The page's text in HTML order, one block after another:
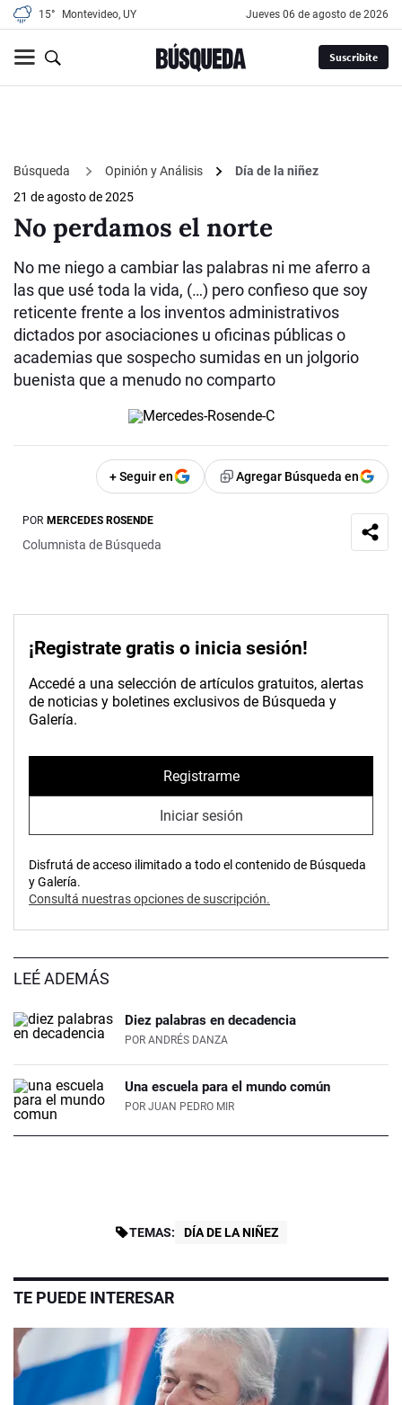
15° Montevideo, UY jueves 06 de agosto de 2026
Suscribite
Búsqueda Opinión y Análisis
Día de la niñez
21 de agosto de 2025
No perdamos el norte
No me niego a cambiar las palabras ni me aferro a
las que usé toda la vida, (…) pero confieso que soy
reticente frente a los inventos administrativos
dictados por asociaciones u oficinas públicas o
academias que sospecho sumidas en un jolgorio
buenista que a menudo no comparto
+ Seguir en Agregar Búsqueda en
POR MERCEDES ROSENDE
Columnista de Búsqueda
¡Registrate gratis o inicia sesión!
Accedé a una selección de artículos gratuitos, alertas
de noticias y boletines exclusivos de Búsqueda y
Galería.
Registrarme
Iniciar sesión
Disfrutá de acceso ilimitado a todo el contenido de Búsqueda
y Galería.
Consultá nuestras opciones de suscripción.
LEÉ ADEMÁS
Diez palabras en decadencia
POR ANDRÉS DANZA
Una escuela para el mundo común
POR JUAN PEDRO MIR
TEMAS: DÍA DE LA NIÑEZ
TE PUEDE INTERESAR